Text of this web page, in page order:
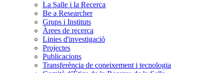
La Salle i la Recerca
Be a Researcher
Grups i Instituts
Àrees de recerca
Linies d'investigació
Projectes
Publicacions
Transferència de coneixement i tecnologia